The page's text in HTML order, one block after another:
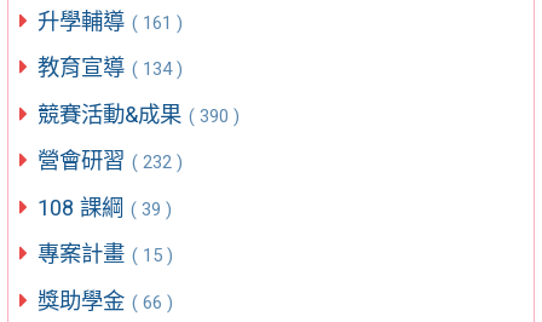
升學輔導 ( 161 )
教育宣導 ( 134 )
競賽活動&成果 ( 390 )
營會研習 ( 232 )
108 課綱 ( 39 )
專案計畫 ( 15 )
獎助學金 ( 66 )